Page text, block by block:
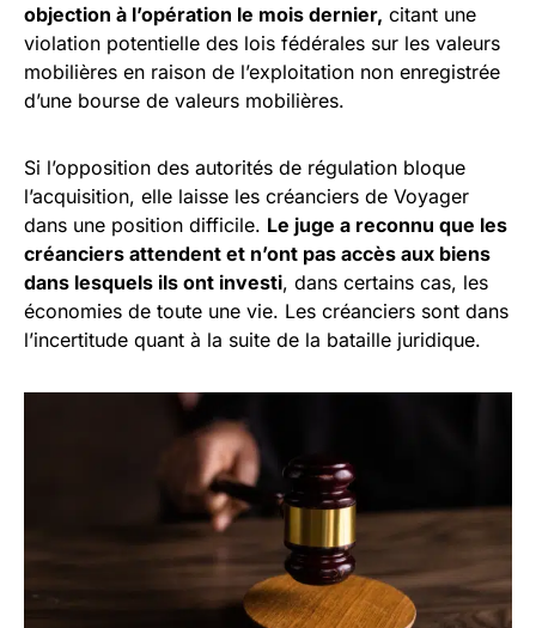
objection à l’opération le mois dernier, citant une
violation potentielle des lois fédérales sur les valeurs
mobilières en raison de l’exploitation non enregistrée
d’une bourse de valeurs mobilières.
Si l’opposition des autorités de régulation bloque
l’acquisition, elle laisse les créanciers de Voyager
dans une position difficile. Le juge a reconnu que les
créanciers attendent et n’ont pas accès aux biens
dans lesquels ils ont investi, dans certains cas, les
économies de toute une vie. Les créanciers sont dans
l’incertitude quant à la suite de la bataille juridique.